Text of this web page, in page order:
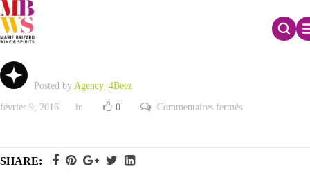
Présentation Chiffre d’Affaires Annuel 2015
Posted by Agency_4Beez
février 9, 2016 in 0 Commentaires ferméssur
SHARE: